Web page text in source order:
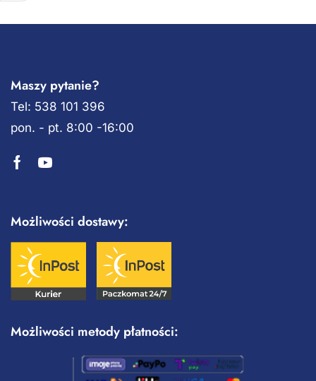
Maszy pytanie?
Tel: 538 101 396
pon. - pt. 8:00 -16:00
Możliwości dostawy:
Możliwości metody płatności: